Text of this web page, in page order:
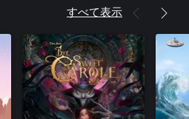
すべて表示